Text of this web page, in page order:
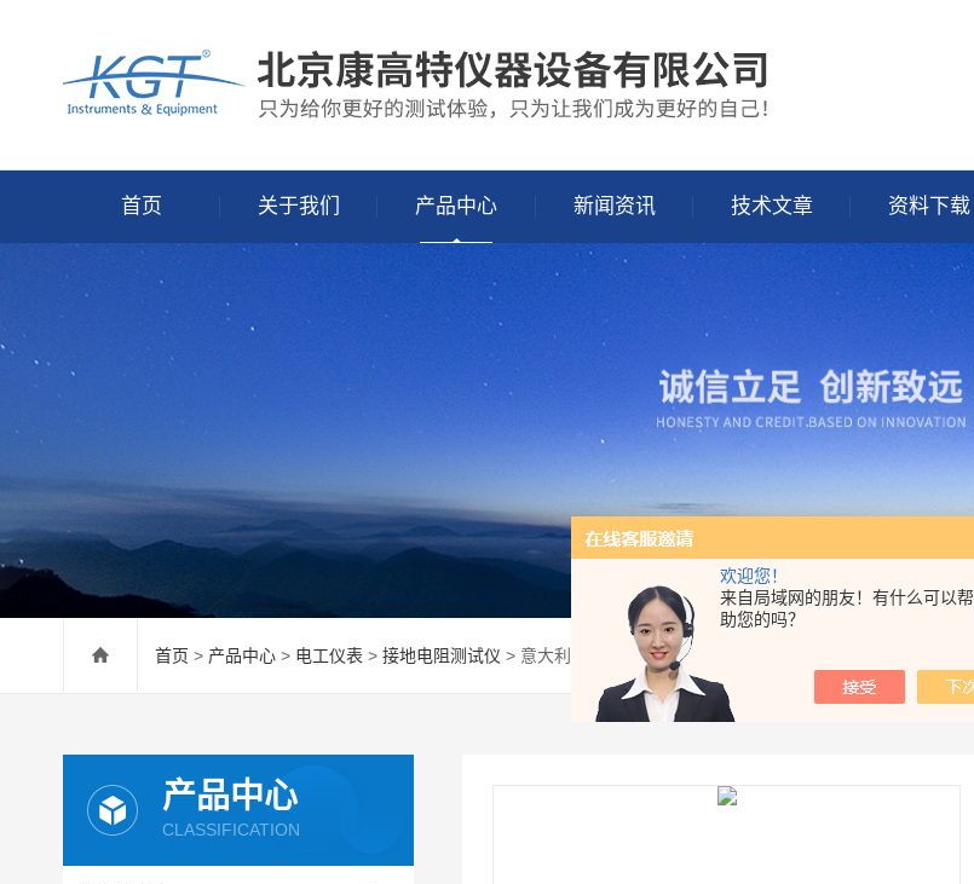
欢迎您！
来自局域网的朋友！有什么可以帮
助您的吗？
首页 关于我们 产品中心 新闻资讯 技术文章 资料下载
首页 > 产品中心 > 电工仪表 > 接地电阻测试仪 > 意大利HT M73手持万用接地电阻测试仪
产品中心
CLASSIFICATION